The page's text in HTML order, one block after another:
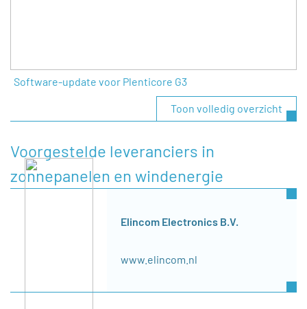
Software-update voor Plenticore G3
Toon volledig overzicht
Voorgestelde leveranciers in
zonnepanelen en windenergie
Elincom Electronics B.V.
www.elincom.nl